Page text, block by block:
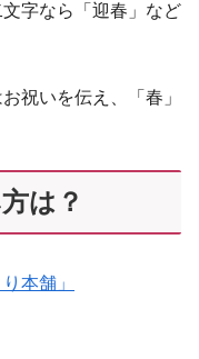
字なら「迎春」など
祝いを伝え、「春」
は？
本舗」